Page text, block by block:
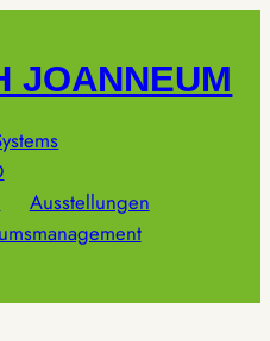
JOANNEUM
Ausstellungen